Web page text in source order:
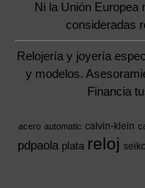
Ni la Unión Europea
consideradas
Relojería y joyería
y modelos.
Financia
acero automatic calvin-klein
pdpaola plata reloj seiko